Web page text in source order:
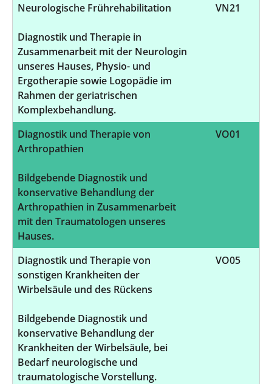
Neurologische Frührehabilitation
Diagnostik und Therapie in
Zusammenarbeit mit der Neurologin
unseres Hauses, Physio- und
Ergotherapie sowie Logopädie im
Rahmen der geriatrischen
Komplexbehandlung.
VN21
Diagnostik und Therapie von
Arthropathien
Bildgebende Diagnostik und
konservative Behandlung der
Arthropathien in Zusammenarbeit
mit den Traumatologen unseres
Hauses.
VO01
Diagnostik und Therapie von
sonstigen Krankheiten der
Wirbelsäule und des Rückens
Bildgebende Diagnostik und
konservative Behandlung der
Krankheiten der Wirbelsäule, bei
Bedarf neurologische und
traumatologische Vorstellung.
VO05